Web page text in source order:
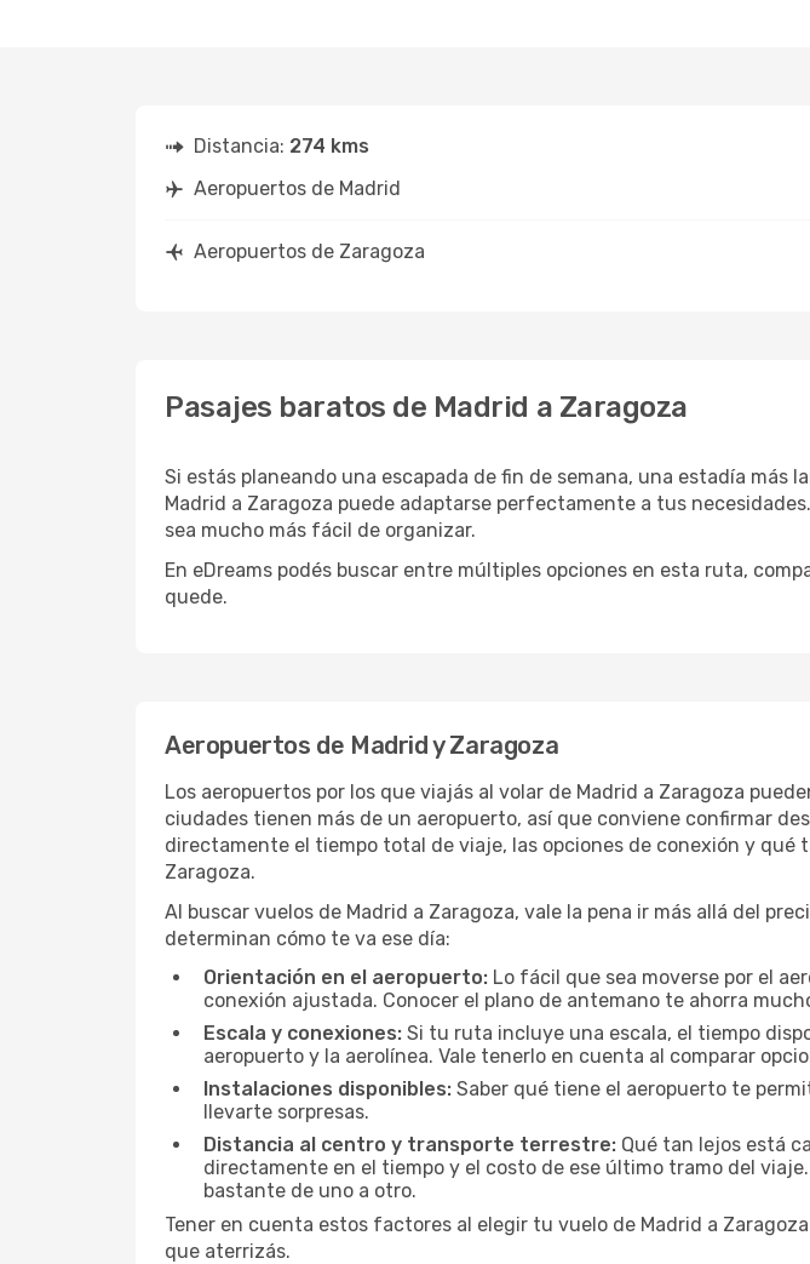
Distancia: 274 kms
Aeropuertos de Madrid
Aeropuertos de Zaragoza
Pasajes baratos de Madrid a Zaragoza
Si estás planeando una escapada de fin de semana, una estadía
Madrid a Zaragoza puede adaptarse perfectamente a tus
sea mucho más fácil de organizar.
En eDreams podés buscar entre múltiples opciones en esta ruta,
quede.
Aeropuertos de Madrid y Zaragoza
Los aeropuertos por los que viajás al volar de Madrid a Zaragoza
ciudades tienen más de un aeropuerto, así que conviene confirmar
directamente el tiempo total de viaje, las opciones de conexión y
Zaragoza.
Al buscar vuelos de Madrid a Zaragoza, vale la pena ir más allá del
determinan cómo te va ese día:
Orientación en el aeropuerto: Lo fácil que sea moverse por el
conexión ajustada. Conocer el plano de antemano te ahorra
Escala y conexiones: Si tu ruta incluye una escala, el tiempo
aeropuerto y la aerolínea. Vale tenerlo en cuenta al comparar
Instalaciones disponibles: Saber qué tiene el aeropuerto te
llevarte sorpresas.
Distancia al centro y transporte terrestre: Qué tan lejos está
directamente en el tiempo y el costo de ese último tramo del
bastante de uno a otro.
Tener en cuenta estos factores al elegir tu vuelo de Madrid a
que aterrizás.